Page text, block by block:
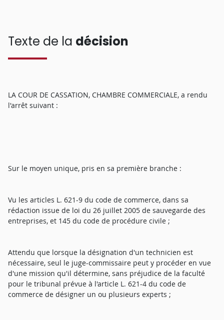
Texte de la décision
LA COUR DE CASSATION, CHAMBRE COMMERCIALE, a rendu
l'arrêt suivant :
Sur le moyen unique, pris en sa première branche :
Vu les articles L. 621-9 du code de commerce, dans sa
rédaction issue de loi du 26 juillet 2005 de sauvegarde des
entreprises, et 145 du code de procédure civile ;
Attendu que lorsque la désignation d'un technicien est
nécessaire, seul le juge-commissaire peut y procéder en vue
d'une mission qu'il détermine, sans préjudice de la faculté
pour le tribunal prévue à l'article L. 621-4 du code de
commerce de désigner un ou plusieurs experts ;